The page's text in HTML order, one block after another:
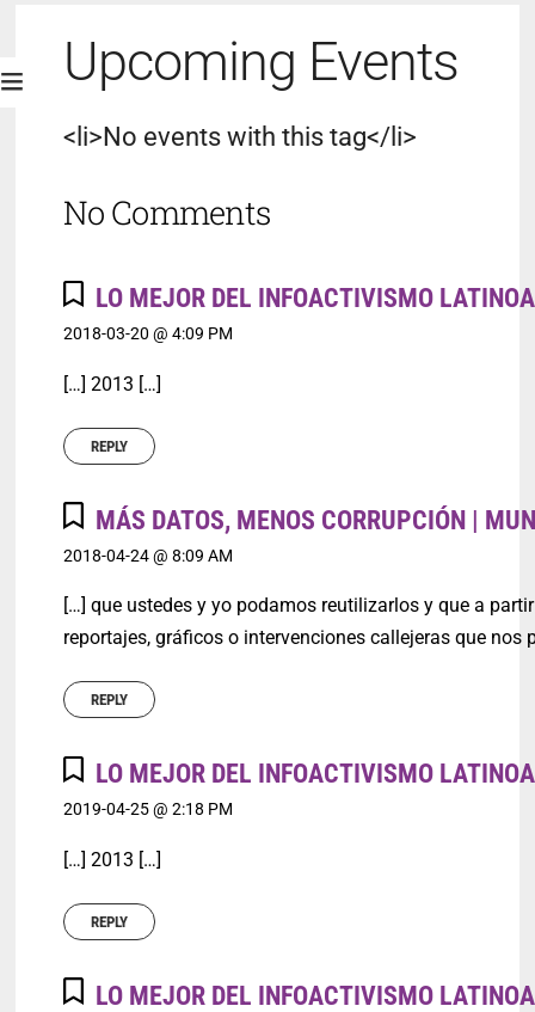
Upcoming Events
<li>No events with this tag</li>
No Comments
LO MEJOR DEL INFOACTIVISMO
2018-03-20 @ 4:09 PM
[…] 2013 […]
REPLY
MÁS DATOS, MENOS CORRUPCIÓN |
2018-04-24 @ 8:09 AM
[…] que ustedes y yo podamos reutilizarlos y que a
reportajes, gráficos o intervenciones callejeras que
REPLY
LO MEJOR DEL INFOACTIVISMO
2019-04-25 @ 2:18 PM
[…] 2013 […]
REPLY
LO MEJOR DEL INFOACTIVISMO